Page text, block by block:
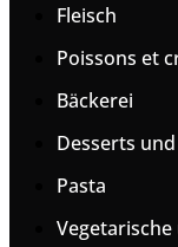
Fleisch
Poissons et
Bäckerei
Desserts und
Pasta